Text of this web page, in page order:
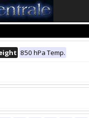
850 hPa Temp.